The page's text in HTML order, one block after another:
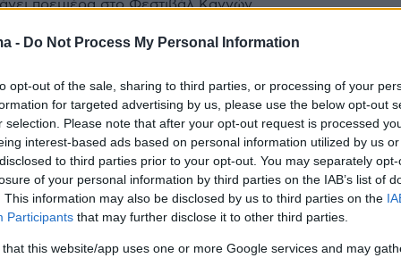
- Do Not Process My Personal Information
opt-out of the sale, sharing to third parties, or processing of your
for targeted advertising by us, please use the below opt-out
selection. Please note that after your opt-out request is processed
interest-based ads based on personal information utilized by us
to third parties prior to your opt-out. You may separately
of your personal information by third parties on the IAB’s list of
This information may also be disclosed by us to third parties on the
Participants that may further disclose it to other third parties.
that this website/app uses one or more Google services and may
πρεμιέρα στο Φεστιβάλ Καννών
Ουάσινγκτον αποκάλυψε,
όταν είδε πρώτη φορά το
αναφέρθηκε στην ταινία του 2018 με
τους Τσάντγουϊκ Μπόουζμαν και Μάικλ Μπι